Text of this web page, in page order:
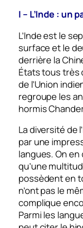
I – L’Inde : un
L’Inde est le
surface et le
derrière la
États tous
de l’Union
regroupe les
hormis
La diversité de
par une
langues. On
qu’une
possèdent en
n’ont pas le
complique
Parmi les